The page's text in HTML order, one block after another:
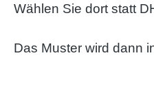
Wählen Sie dort statt
Das Muster wird dann